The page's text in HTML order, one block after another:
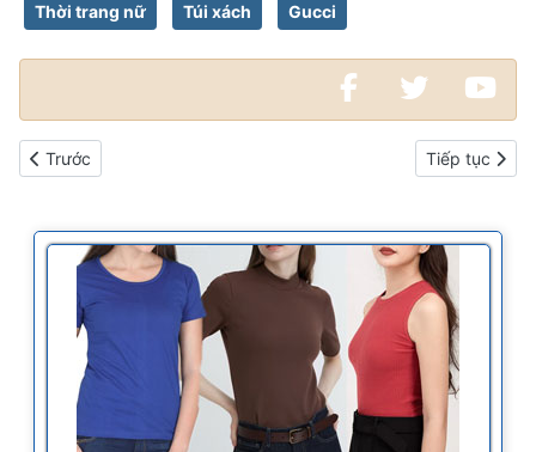
Thời trang nữ Túi xách Gucci
Bài viết trước: Bikini một màu
Trước Bài viết kế
Tiếp tục